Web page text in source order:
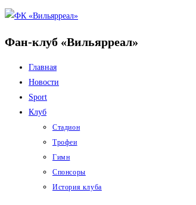
Перейти
содержимому
Фан-клуб «Вильярреал»
Главная
Новости
Sport
Клуб
Стадион
Трофеи
Гимн
Спонсоры
История клуба